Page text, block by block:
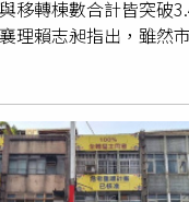
大案入帳，114年合併
，淨利為32億元
，今年將全力完成交
交屋，下半年還有新
室「華固時代置地」
斥資30.6億元買下台北
昌也表示，華固每年
，年初時手上定存有
移轉棟數合計皆突破
理賴志昶指出，雖然
的比例正穩定上升，
下，全台已掀起「大
部數據，2026年第一
棟。賴志昶分析
逐漸凋零有關，且遺
承更享有扣除額，並